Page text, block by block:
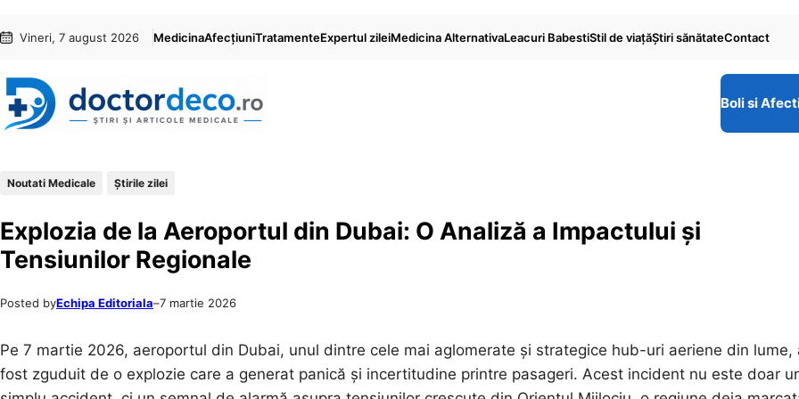
conținut
content
Vineri, 7 august 2026 MedicinaAfecțiuniTratamenteExpertul zileiMedicina AlternativaLeacuri BabestiStil de viaţăŞtiri sănătateContact
Boli si
Noutati Medicale Știrile zilei
Explozia de la Aeroportul din Dubai: O Analiză a Impactului și
Tensiunilor Regionale
Posted byEchipa Editoriala–7 martie 2026
Pe 7 martie 2026, aeroportul din Dubai, unul dintre cele mai aglomerate și strategice hub-uri aeriene din lume,
fost zguduit de o explozie care a generat panică și incertitudine printre pasageri. Acest incident nu este doar